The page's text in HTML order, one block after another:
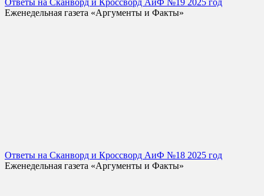
Еженедельная газета «Аргументы и Факты»
Ответы на Сканворд и Кроссворд АиФ №18 2025 год
Еженедельная газета «Аргументы и Факты»